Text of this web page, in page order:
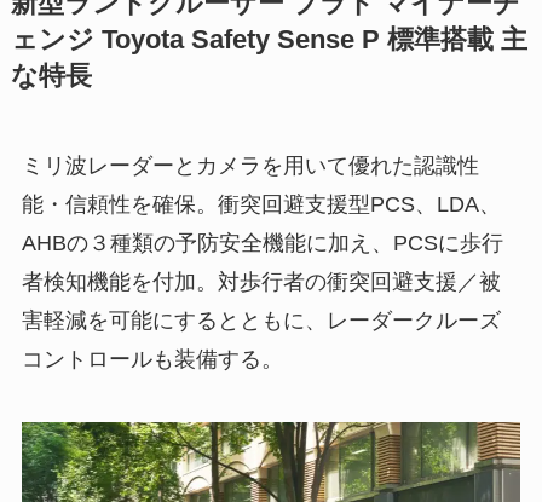
ェンジ Toyota Safety Sense P 標準搭載 主
な特長
ミリ波レーダーとカメラを用いて優れた認識性
能・信頼性を確保。衝突回避支援型PCS、LDA、
AHBの３種類の予防安全機能に加え、PCSに歩行
者検知機能を付加。対歩行者の衝突回避支援／被
害軽減を可能にするとともに、レーダークルーズ
コントロールも装備する。